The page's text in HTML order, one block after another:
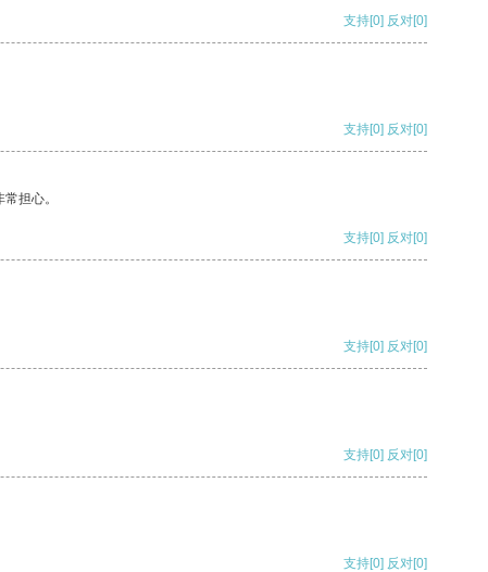
支持[0] 反对[0]
支持[0] 反对[0]
担心。
支持[0] 反对[0]
支持[0] 反对[0]
支持[0] 反对[0]
支持[0] 反对[0]